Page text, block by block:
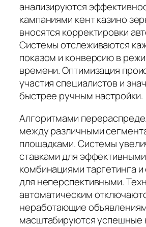
анализируются
кампаниями кент казино
вносятся корректировки
Системы отслеживаются
показом и конверсию в
времени. Оптимизация
участия специалистов и
быстрее ручным настройки.
Алгоритмами
между различными
площадками. Системы
ставками для эффективными
комбинациями таргетинга
для неперспективными.
автоматическим
неработающие
масштабируются успешные